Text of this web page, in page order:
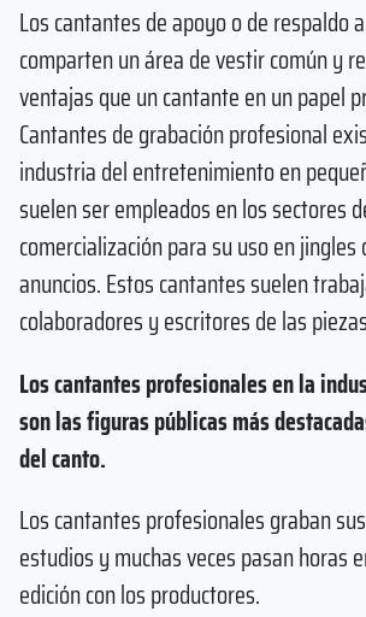
Los cantantes de apoyo o de respaldo
comparten un área de vestir común y
ventajas que un cantante en un papel
Cantantes de grabación profesional
industria del entretenimiento en
suelen ser empleados en los sectores
comercialización para su uso en
anuncios. Estos cantantes suelen
colaboradores y escritores de las
Los cantantes profesionales en la
son las figuras públicas más
del canto.
Los cantantes profesionales graban
estudios y muchas veces pasan horas
edición con los productores.